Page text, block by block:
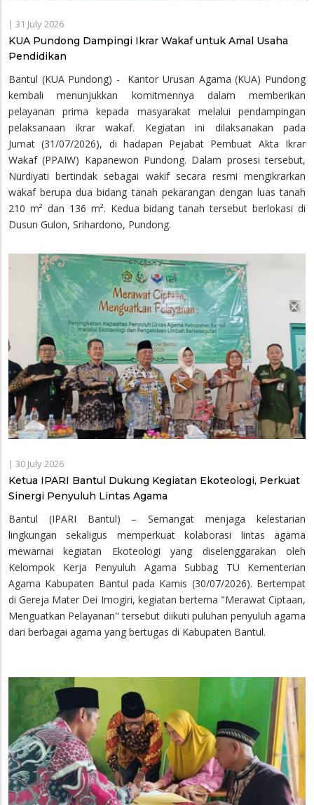
| 31 July 2026
KUA Pundong Dampingi Ikrar Wakaf untuk Amal Usaha
Pendidikan
Bantul (KUA Pundong) - Kantor Urusan Agama (KUA) Pundong
kembali menunjukkan komitmennya dalam memberikan
pelayanan prima kepada masyarakat melalui pendampingan
pelaksanaan ikrar wakaf. Kegiatan ini dilaksanakan pada
Jumat (31/07/2026), di hadapan Pejabat Pembuat Akta Ikrar
Wakaf (PPAIW) Kapanewon Pundong. Dalam prosesi tersebut,
Nurdiyati bertindak sebagai wakif secara resmi mengikrarkan
wakaf berupa dua bidang tanah pekarangan dengan luas tanah
210 m² dan 136 m². Kedua bidang tanah tersebut berlokasi di
Dusun Gulon, Srihardono, Pundong.
| 30 July 2026
Ketua IPARI Bantul Dukung Kegiatan Ekoteologi, Perkuat
Sinergi Penyuluh Lintas Agama
Bantul (IPARI Bantul) – Semangat menjaga kelestarian
lingkungan sekaligus memperkuat kolaborasi lintas agama
mewarnai kegiatan Ekoteologi yang diselenggarakan oleh
Kelompok Kerja Penyuluh Agama Subbag TU Kementerian
Agama Kabupaten Bantul pada Kamis (30/07/2026). Bertempat
di Gereja Mater Dei Imogiri, kegiatan bertema "Merawat Ciptaan,
Menguatkan Pelayanan" tersebut diikuti puluhan penyuluh agama
dari berbagai agama yang bertugas di Kabupaten Bantul.